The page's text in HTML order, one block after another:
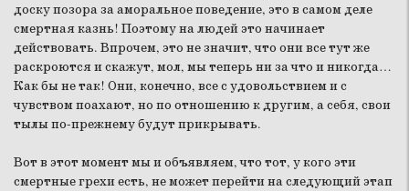
доску позора за аморальное поведение, это в самом деле
смертная казнь! Поэтому на людей это начинает
действовать. Впрочем, это не значит, что они все тут же
раскроются и скажут, мол, мы теперь ни за что и никогда…
Как бы не так! Они, конечно, все с удовольствием и с
чувством поахают, но по отношению к другим, а себя, свои
тылы по-прежнему будут прикрывать.
Вот в этот момент мы и объявляем, что тот, у кого эти
смертные грехи есть, не может перейти на следующий этап